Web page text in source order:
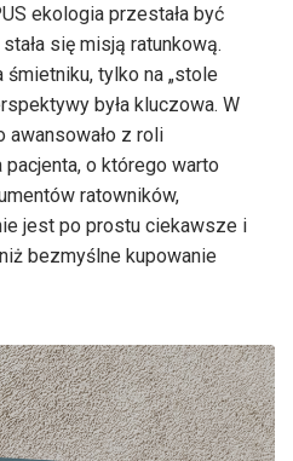
ekologia przestała być
się misją ratunkową.
tylko na „stole
była kluczowa. W
awansowało z roli
o którego warto
ratowników,
jest po prostu ciekawsze i
bezmyślne kupowanie